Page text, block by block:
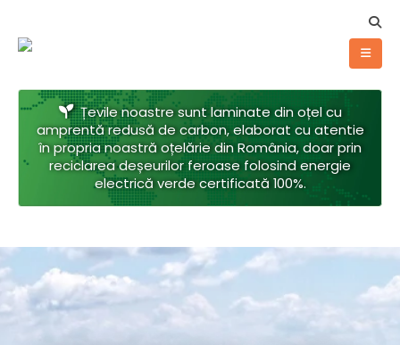
Țevile noastre sunt laminate din oțel cu
amprentă redusă de carbon, elaborat cu atentie
în propria noastră oțelărie din România, doar prin
reciclarea deșeurilor feroase folosind energie
electrică verde certificată 100%.